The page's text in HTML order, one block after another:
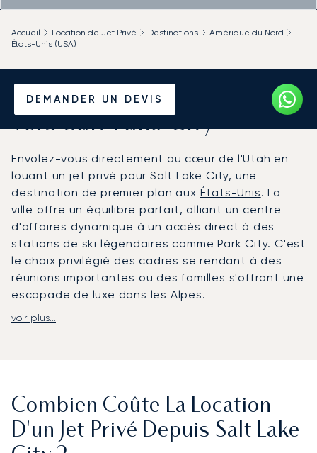
DEMANDER UN DEVIS
Accueil Location de Jet Privé Destinations
Amérique du Nord
États-Unis (USA)
Louer un Jet Privé depuis et
vers Salt Lake City
Envolez-vous directement au cœur de l'Utah en
louant un jet privé pour Salt Lake City, une
destination de premier plan aux États-Unis. La
ville offre un équilibre parfait, alliant un centre
d'affaires dynamique à un accès direct à des
stations de ski légendaires comme Park City. C'est
le choix privilégié des cadres se rendant à des
réunions importantes ou des familles s'offrant une
escapade de luxe dans les Alpes.
Nous concevons votre voyage en fonction de
cuisine gastronomique et de commodités
luxueuses. Notre équipe gère chaque détail, vous
assurant d'arriver reposé et préparé pour votre
voir plus...
Combien Coûte La Location
D'un Jet Privé Depuis Salt Lake